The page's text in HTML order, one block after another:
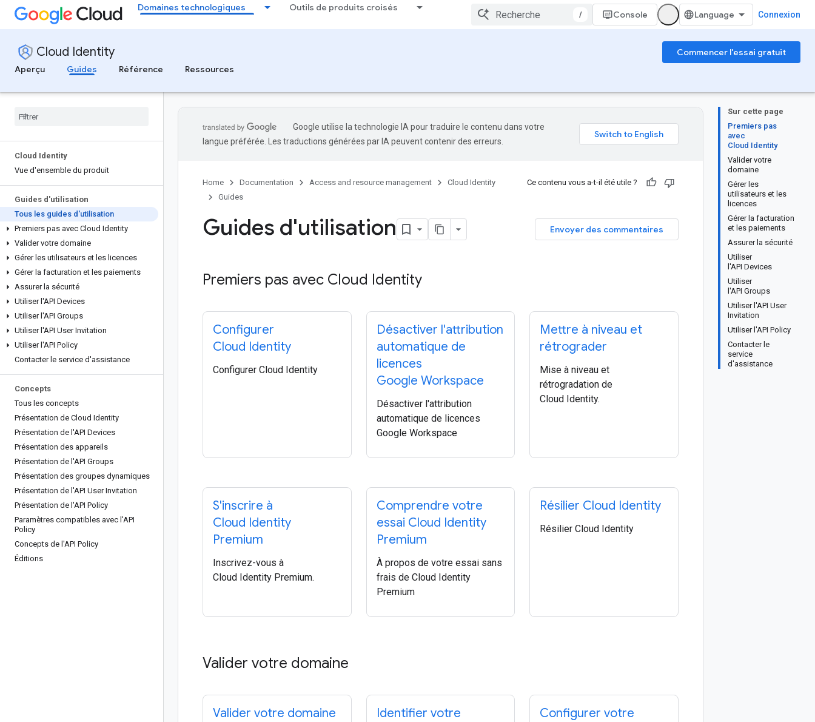
Domaines technologiques Outils de produits croisés
/ Console Connexion
Cloud Identity
Commencer l'essai gratuit
Aperçu
Guides Référence Ressources
Cloud Identity
Vue d'ensemble du produit
Guides d'utilisation
Tous les guides d'utilisation
Premiers pas avec Cloud Identity
Valider votre domaine
Gérer les utilisateurs et les licences
Gérer la facturation et les paiements
Assurer la sécurité
Utiliser l'API Devices
Utiliser l'API Groups
Utiliser l'API User Invitation
Utiliser l'API Policy
Contacter le service d'assistance
Concepts
Tous les concepts
Présentation de Cloud Identity
Présentation de l'API Devices
Présentation des appareils
Présentation de l'API Groups
Présentation des groupes dynamiques
Présentation de l'API User Invitation
Présentation de l'API Policy
Paramètres compatibles avec l'API
Policy
Concepts de l'API Policy
Éditions
Sur cette page
Premiers pas
avec
Cloud Identity
Valider votre
domaine
Gérer les
utilisateurs et les
licences
Gérer la facturation
et les paiements
Assurer la sécurité
Utiliser
l'API Devices
Utiliser
l'API Groups
Utiliser l'API User
Invitation
Utiliser l'API Policy
Contacter le
service
d'assistance
Google utilise la technologie IA pour traduire le contenu dans votre
langue préférée. Les traductions générées par IA peuvent contenir des erreurs.
Home Documentation Access and resource management
Cloud Identity
Guides
Ce contenu vous a-t-il été utile ?
Envoyer des commentaires
Guides d'utilisation
Premiers pas avec Cloud Identity
Configurer
Cloud Identity
Configurer Cloud Identity
Désactiver l'attribution
automatique de
licences
Google Workspace
Désactiver l'attribution
automatique de licences
Google Workspace
Mettre à niveau et
rétrograder
Mise à niveau et
rétrogradation de
Cloud Identity.
S'inscrire à
Cloud Identity
Premium
Inscrivez-vous à
Cloud Identity Premium.
Comprendre votre
essai Cloud Identity
Premium
À propos de votre essai sans
frais de Cloud Identity
Premium
Résilier Cloud Identity
Résilier Cloud Identity
Valider votre domaine
Valider votre domaine
Identifier votre
Configurer votre